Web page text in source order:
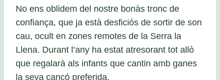
No ens oblidem del nostre bonàs tronc de
confiança, que ja està desficiós de sortir de son
cau, ocult en zones remotes de la Serra la
Llena. Durant l’any ha estat atresorant tot allò
que regalarà als infants que cantin amb ganes
la seva cançó preferida.